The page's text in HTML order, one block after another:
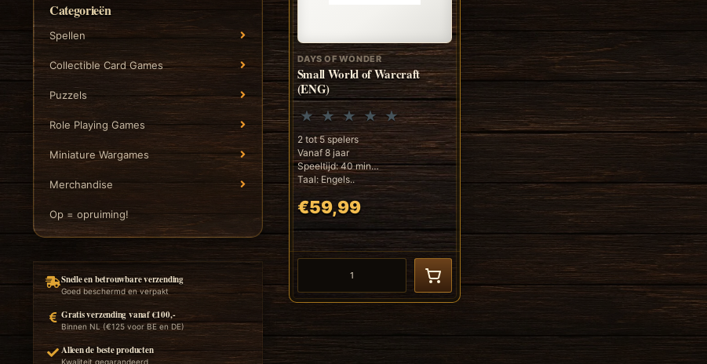
Categorieën
Spellen
Collectible Card Games
Puzzels
Role Playing Games
Miniature Wargames
Merchandise
Op = opruiming!
Snelle en betrouwbare verzending
Goed beschermd en verpakt
Gratis verzending vanaf €100,-
Binnen NL (€125 voor BE en DE)
Alleen de beste producten
Kwaliteit gegarandeerd
DAYS OF WONDER
Small World of Warcraft
(ENG)
2 tot 5 spelers
Vanaf 8 jaar
Speeltijd: 40 min
Taal: Engels..
€59,99